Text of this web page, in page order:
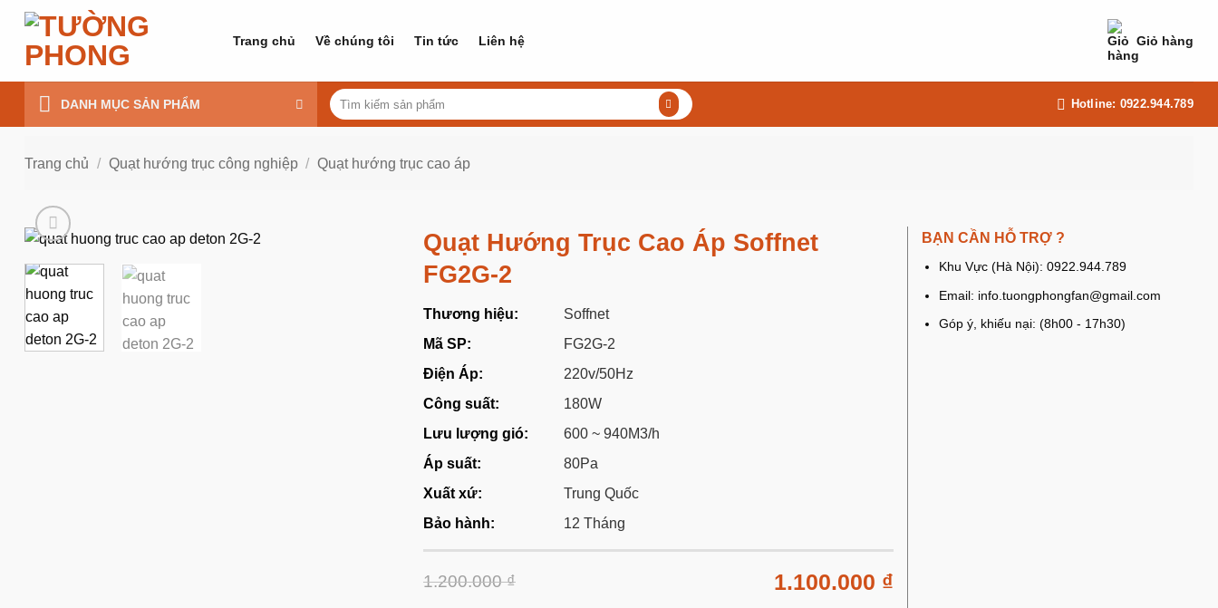
dung
Trang chủ Về chúng tôi Tin tức Liên hệ Giỏ hàng
DANH MỤC SẢN PHẨM
Tìm
kiếm:
Hotline: 0922.944.789
Trang chủ / Quạt hướng trục công nghiệp / Quạt hướng trục cao áp
Quạt Hướng Trục Cao Áp Soffnet
FG2G-2
Thương hiệu:
Soffnet
Mã SP:
FG2G-2
Điện Áp:
220v/50Hz
Công suất:
180W
Lưu lượng gió:
600 ~ 940M3/h
Áp suất:
80Pa
Xuất xứ:
Trung Quốc
Bảo hành:
12 Tháng
1.200.000₫ 1.100.000 ₫
BẠN CẦN HỖ TRỢ ?
Khu Vực (Hà Nội): 0922.944.789
Email: info.tuongphongfan@gmail.com
Góp ý, khiếu nại: (8h00 - 17h30)